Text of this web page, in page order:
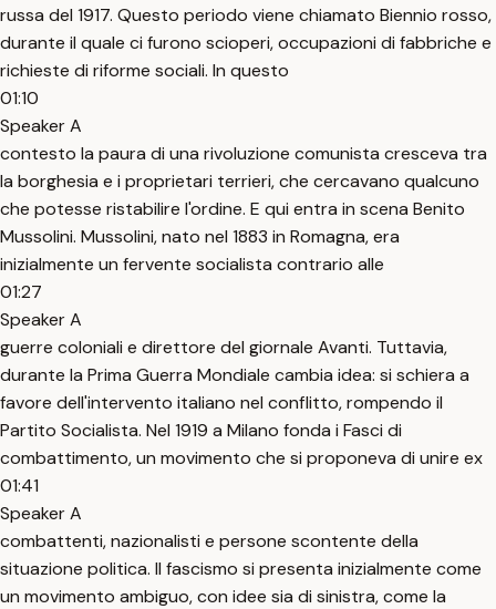
russa del 1917. Questo periodo viene chiamato Biennio rosso,
durante il quale ci furono scioperi, occupazioni di fabbriche e
richieste di riforme sociali. In questo
01:10
Speaker A
contesto la paura di una rivoluzione comunista cresceva tra
la borghesia e i proprietari terrieri, che cercavano qualcuno
che potesse ristabilire l'ordine. E qui entra in scena Benito
Mussolini. Mussolini, nato nel 1883 in Romagna, era
inizialmente un fervente socialista contrario alle
01:27
Speaker A
guerre coloniali e direttore del giornale Avanti. Tuttavia,
durante la Prima Guerra Mondiale cambia idea: si schiera a
favore dell'intervento italiano nel conflitto, rompendo il
Partito Socialista. Nel 1919 a Milano fonda i Fasci di
combattimento, un movimento che si proponeva di unire ex
01:41
Speaker A
combattenti, nazionalisti e persone scontente della
situazione politica. Il fascismo si presenta inizialmente come
un movimento ambiguo, con idee sia di sinistra, come la